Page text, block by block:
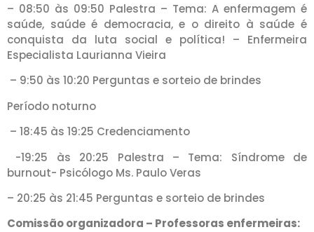
– 08:50 às 09:50 Palestra – Tema: A enfermagem é
saúde, saúde é democracia, e o direito à saúde é
conquista da luta social e política! – Enfermeira
Especialista Laurianna Vieira
– 9:50 às 10:20 Perguntas e sorteio de brindes
Período noturno
– 18:45 às 19:25 Credenciamento
-19:25 às 20:25 Palestra – Tema: Síndrome de
burnout- Psicólogo Ms. Paulo Veras
– 20:25 às 21:45 Perguntas e sorteio de brindes
Comissão organizadora – Professoras enfermeiras: